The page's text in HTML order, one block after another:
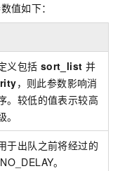
值如下：
义包括 sort_list 并
，则此参数影响消
。较低的值表示较高
于出队之前将经过的
NO_DELAY。